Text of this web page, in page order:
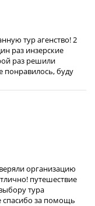
тур агенство! 2
раз инзерские
раз решили
понравилось, буду
организацию
путешествие
тура
спасибо за помощь